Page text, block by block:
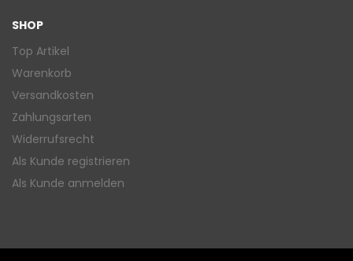
SHOP
Top Artikel
Warenkorb
Versandkosten
Zahlungsarten
Widerrufsrecht
Als Kunde registrieren
Als Kunde anmelden